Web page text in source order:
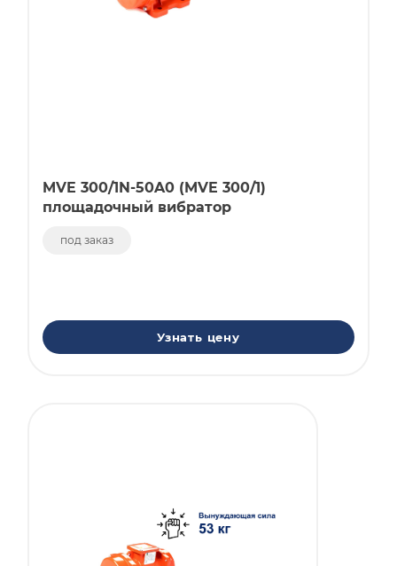
MVE 300/1N-50A0 (MVE 300/1)
площадочный вибратор
под заказ
Узнать цену